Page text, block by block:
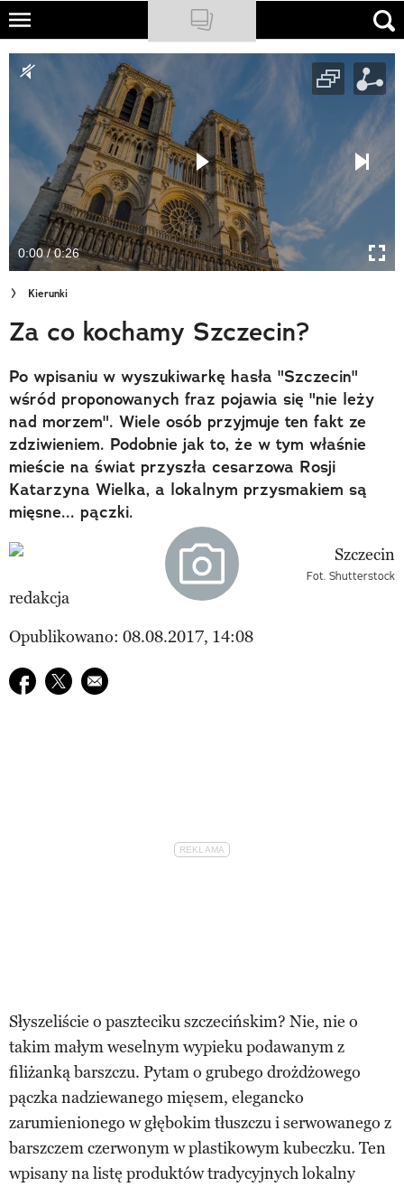
Skip
main
NATIONAL GEOGRAPHIC
PODCASTY
Sklep
Newsletter
Cuda Polski
Wielki Konkurs Fotograficzny
Trendbook Podróżniczy
Polecane
0:00 / 0:26
Kierunki
Za co kochamy Szczecin?
Po wpisaniu w wyszukiwarkę hasła "Szczecin"
wśród proponowanych fraz pojawia się "nie leży
nad morzem". Wiele osób przyjmuje ten fakt ze
zdziwieniem. Podobnie jak to, że w tym właśnie
mieście na świat przyszła cesarzowa Rosji
Katarzyna Wielka, a lokalnym przysmakiem są
mięsne... pączki.
Fot. Shutterstock
redakcja
Opublikowano: 08.08.2017, 14:08
Udostępnij na facebook
Udostępnij na twitter
E-mail do przyjaciela
Słyszeliście o paszteciku szczecińskim? Nie, nie o
takim małym weselnym wypieku podawanym z
filiżanką barszczu. Pytam o grubego drożdżowego
pączka nadziewanego mięsem, elegancko
zarumienionego w głębokim tłuszczu i serwowanego z
barszczem czerwonym w plastikowym kubeczku. Ten
wpisany na listę produktów tradycyjnych lokalny